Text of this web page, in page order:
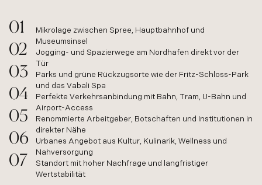
Mikrolage zwischen Spree, Hauptbahnhof und
Museumsinsel
Jogging- und Spazierwege am Nordhafen direkt vor der
Tür
Parks und grüne Rückzugsorte wie der Fritz-Schloss-Park
und das Vabali Spa
Perfekte Verkehrsanbindung mit Bahn, Tram, U-Bahn und
Airport-Access
Renommierte Arbeitgeber, Botschaften und Institutionen in
direkter Nähe
Urbanes Angebot aus Kultur, Kulinarik, Wellness und
Nahversorgung
Standort mit hoher Nachfrage und langfristiger
Wertstabilität